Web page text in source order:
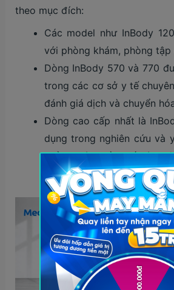
theo mục đích:
Các model như InBody
với phòng khám, phòng tập
Dòng InBody 570 và 770
trong các cơ sở y tế
đánh giá dịch và chuyển
Dòng cao cấp nhất là
dụng trong nghiên cứu và
thể đo tới 8 tần số và
khỏe tế bào và thành phần